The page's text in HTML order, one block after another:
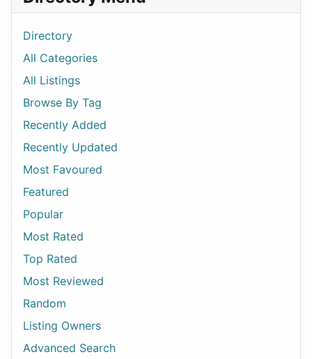
Directory
All Categories
All Listings
Browse By Tag
Recently Added
Recently Updated
Most Favoured
Featured
Popular
Most Rated
Top Rated
Most Reviewed
Random
Listing Owners
Advanced Search